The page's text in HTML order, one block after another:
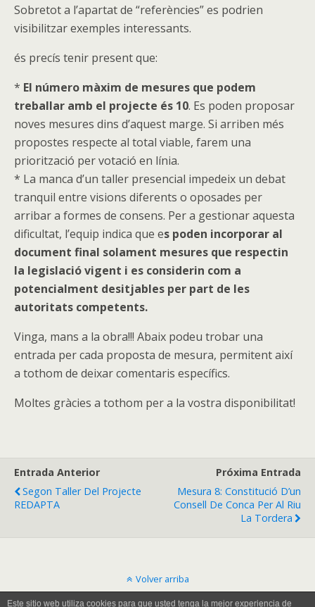
Sobretot a l’apartat de “referències” es podrien
visibilitzar exemples interessants.
és precís tenir present que:
* El número màxim de mesures que podem
treballar amb el projecte és 10. Es poden proposar
noves mesures dins d’aquest marge. Si arriben més
propostes respecte al total viable, farem una
priorització per votació en línia.
* La manca d’un taller presencial impedeix un debat
tranquil entre visions diferents o oposades per
arribar a formes de consens. Per a gestionar aquesta
dificultat, l’equip indica que es poden incorporar al
document final solament mesures que respectin
la legislació vigent i es considerin com a
potencialment desitjables per part de les
autoritats competents.
Vinga, mans a la obra!!! Abaix podeu trobar una
entrada per cada proposta de mesura, permitent així
a tothom de deixar comentaris específics.
Moltes gràcies a tothom per a la vostra disponibilitat!
Entrada Anterior
Segon Taller Del Projecte
REDAPTA
Próxima Entrada
Mesura 8: Constitució D’un
Consell De Conca Per Al Riu
La Tordera
Volver arriba
Este sitio web utiliza cookies para que usted tenga la mejor experiencia de